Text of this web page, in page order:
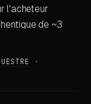
l'acheteur
de ~3
·